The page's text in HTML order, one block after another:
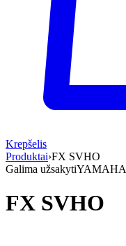
Krepšelis
Produktai›FX SVHO
Galima užsakytiYAMAHA
FX SVHO